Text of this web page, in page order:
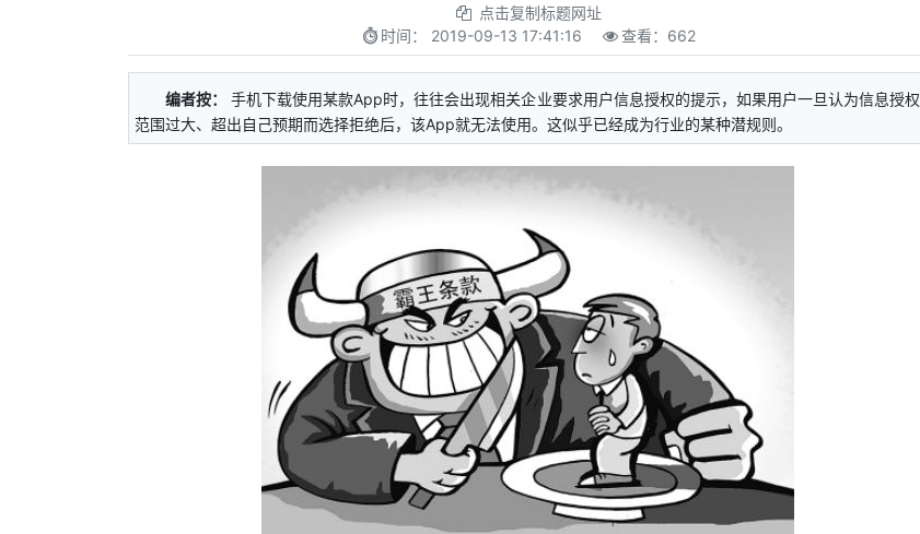
点击复制标题网址
时间： 2019-09-13 17:41:16 查看： 662
编者按：
手机下载使用某款App时，往往会出现相关企业要求用户信息授权的提示，如果用户一旦认为信息授权
范围过大、超出自己预期而选择拒绝后，该App就无法使用。这似乎已经成为行业的某种潜规则。